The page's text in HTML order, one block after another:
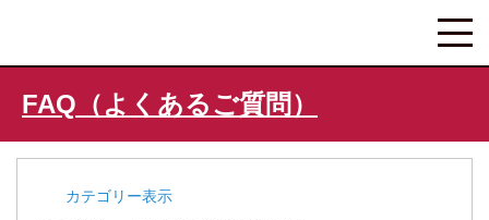
FAQ（よくあるご質問）
カテゴリー表示